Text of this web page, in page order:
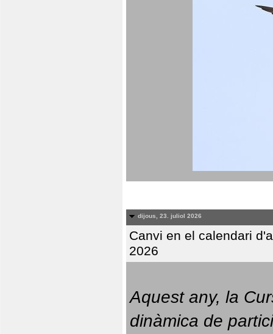
dijous, 23. juliol 2026
Canvi en el calendari
2026
Aquest any, la
dinàmica de